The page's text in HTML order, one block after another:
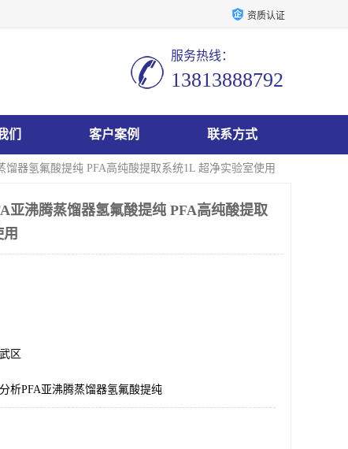
资质认证
服务热线：
13813888792
们 客户案例 联系方式
馏器氢氟酸提纯 PFA高纯酸提取系统1L 超净实验室使用
亚沸腾蒸馏器氢氟酸提纯 PFA高纯酸提取
区
析PFA亚沸腾蒸馏器氢氟酸提纯